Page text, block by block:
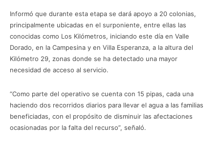
Informó que durante esta etapa se dará apoyo a 20 colonias,
principalmente ubicadas en el surponiente, entre ellas las
conocidas como Los Kilómetros, iniciando este día en Valle
Dorado, en la Campesina y en Villa Esperanza, a la altura del
Kilómetro 29, zonas donde se ha detectado una mayor
necesidad de acceso al servicio.
“Como parte del operativo se cuenta con 15 pipas, cada una
haciendo dos recorridos diarios para llevar el agua a las familias
beneficiadas, con el propósito de disminuir las afectaciones
ocasionadas por la falta del recurso”, señaló.